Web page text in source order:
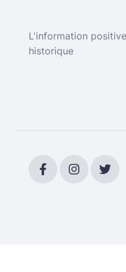
L'information
historique